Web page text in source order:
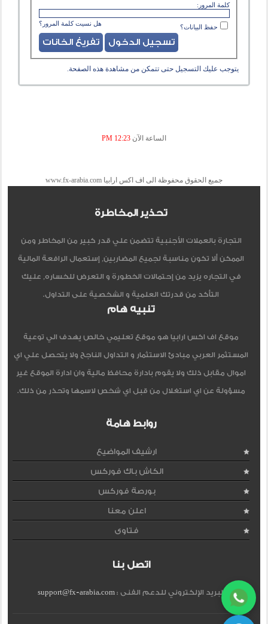
كلمة المرور:
هل نسيت كلمة المرور؟ حفظ البيانات؟
يتوجب عليك التسجيل حتى تتمكن من مشاهدة هذه الصفحة.
الساعة الآن 12:23 PM
جميع الحقوق محفوظة الى اف اكس ارابيا www.fx-arabia.com
تحذير المخاطرة
التجارة بالعملات الأجنبية تتضمن علي قدر كبير من المخاطر ومن
الممكن ألا تكون مناسبة لجميع المضاربين, إستعمال الرافعة المالية
في التجاره يزيد من إحتمالات الخطورة و التعرض للخساره, عليك
التأكد من قدرتك العلمية و الشخصية على التداول.
تنبيه هام
موقع اف اكس ارابيا هو موقع تعليمي خالص يهدف الي توعية
المستثمر العربي مبادئ الاستثمار و التداول الناجح ولا يتحصل علي اي
اموال مقابل ذلك ولا يقوم بادارة محافظ مالية وان ادارة الموقع غير
مسؤولة عن اي استغلال من قبل اي شخص لاسمها وتحذر من ذلك.
روابط هامة
ارشيف المواضيع
الكاش باك فوركس
بورصة فوركس
اعلن معنا
فتاوى
اتصل بنا
البريد الإلكتروني للدعم الفنى :support@fx-arabia.com